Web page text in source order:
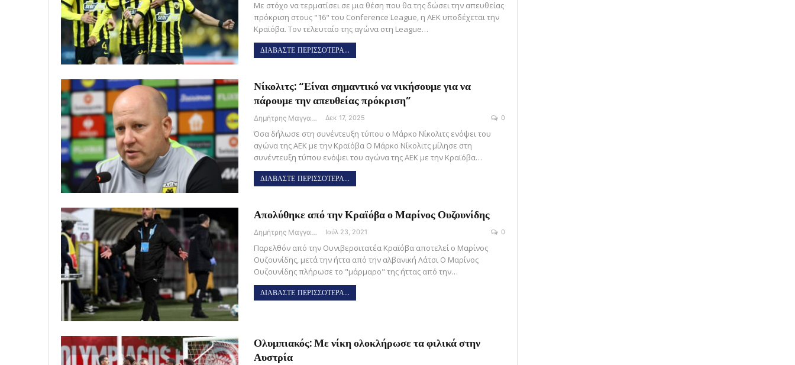
Με στόχο να τερματίσει σε μια θέση που θα της δώσει την απευθείας
πρόκριση στους "16" του Conference League, η ΑΕΚ υποδέχεται την
Κραϊόβα. Τον τελευταίο της αγώνα στη League…
ΔΙΑΒΑΣΤΕ ΠΕΡΙΣΣΟΤΕΡΑ...
Νίκολιτς: “Είναι σημαντικό να νικήσουμε για να
πάρουμε την απευθείας πρόκριση”
Δημήτρης Μαγγανάρης Δεκ 17, 2025 0
Όσα δήλωσε στη συνέντευξη τύπου ο Μάρκο Νίκολιτς ενόψει του
αγώνα της ΑΕΚ με την Κραϊόβα Ο Μάρκο Νίκολιτς μίλησε στη
συνέντευξη τύπου ενόψει του αγώνα της ΑΕΚ με την Κραϊόβα…
ΔΙΑΒΑΣΤΕ ΠΕΡΙΣΣΟΤΕΡΑ...
Απολύθηκε από την Κραϊόβα ο Μαρίνος Ουζουνίδης
Δημήτρης Μαγγανάρης Ιούλ 23, 2021 0
Παρελθόν από την Ουνιβερσιτατέα Κραϊόβα αποτελεί ο Μαρίνος
Ουζουνίδης, μετά την ήττα από την αλβανική Λάτσι Ο Μαρίνος
Ουζουνίδης πλήρωσε το "μάρμαρο" της ήττας από την…
ΔΙΑΒΑΣΤΕ ΠΕΡΙΣΣΟΤΕΡΑ...
Ολυμπιακός: Με νίκη ολοκλήρωσε τα φιλικά στην
Αυστρία